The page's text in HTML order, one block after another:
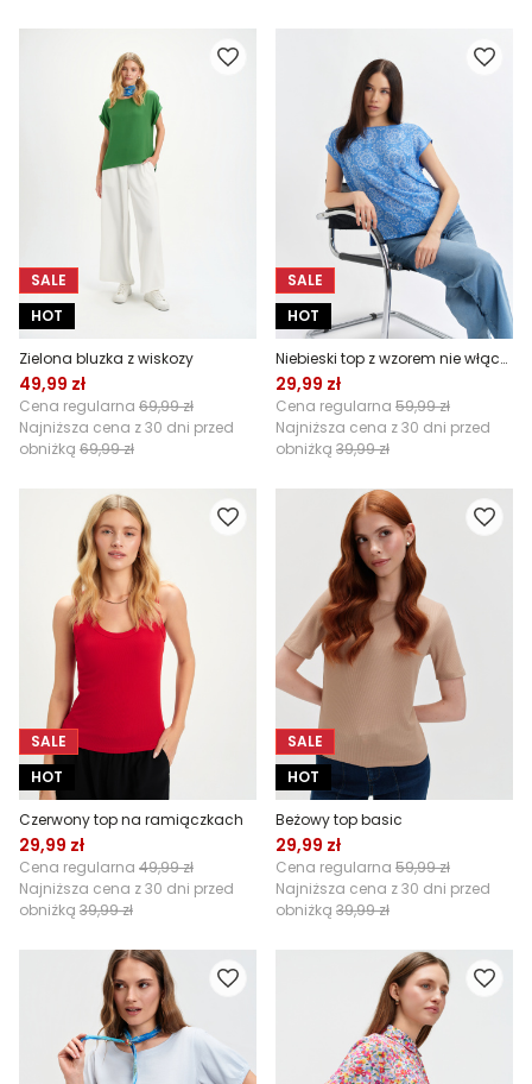
SALE
HOT
Zielona bluzka z wiskozy
49,99 zł
Cena regularna 69,99 zł
Najniższa cena z 30 dni przed
obniżką 69,99 zł
SALE
HOT
Niebieski top z wzorem nie włączać !
29,99 zł
Cena regularna 59,99 zł
Najniższa cena z 30 dni przed
obniżką 39,99 zł
SALE
HOT
Czerwony top na ramiączkach
29,99 zł
Cena regularna 49,99 zł
Najniższa cena z 30 dni przed
obniżką 39,99 zł
SALE
HOT
Beżowy top basic
29,99 zł
Cena regularna 59,99 zł
Najniższa cena z 30 dni przed
obniżką 39,99 zł